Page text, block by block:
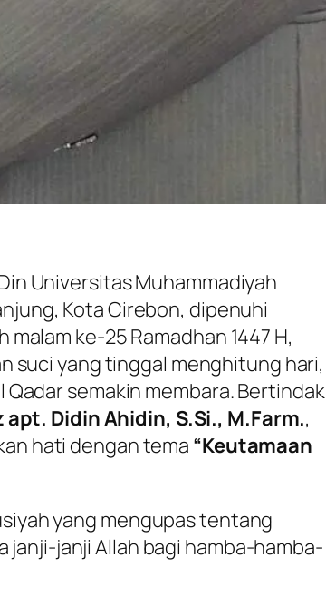
Universitas Muhammadiyah
Kota Cirebon, dipenuhi
ke-25 Ramadhan 1447 H,
suci yang tinggal menghitung hari,
semakin membara. Bertindak
apt. Didin Ahidin, S.Si., M.Farm.,
hati dengan tema“Keutamaan
yang mengupas tentang
janji Allah bagi hamba-hamba-